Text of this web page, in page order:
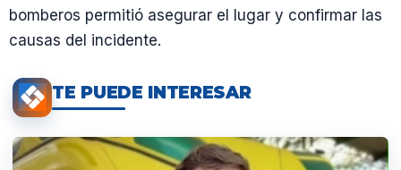
bomberos permitió asegurar el lugar y confirmar las
causas del incidente.
TE PUEDE INTERESAR